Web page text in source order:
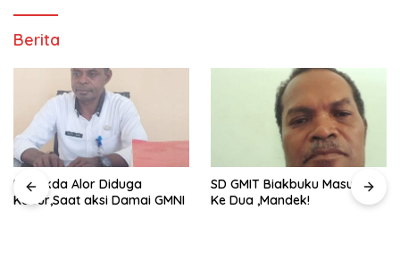
Berita
Pj, Sekda Alor Diduga
Kabur,Saat aksi Damai GMNI
SD GMIT Biakbuku Masuk TA
Ke Dua ,Mandek!